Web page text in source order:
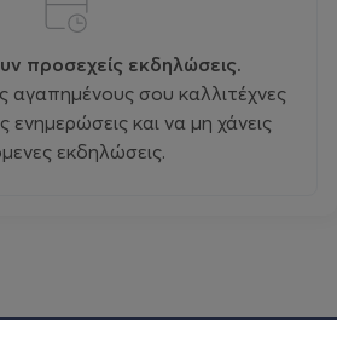
προσεχείς εκδηλώσεις.
αγαπημένους σου καλλιτέχνες
ενημερώσεις και να μη χάνεις
εκδηλώσεις.